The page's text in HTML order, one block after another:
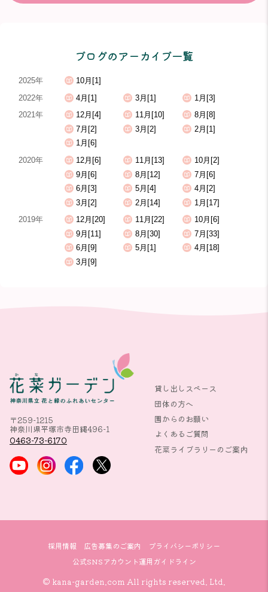
ブログのアーカイブ一覧
2025年
10月[1]
2022年
4月[1] 3月[1]
1月[3]
2021年
12月[4] 11月[10]
8月[8]
7月[2]
3月[2]
2月[1]
1月[6]
2020年
12月[6] 11月[13]
10月[2]
9月[6]
8月[12]
7月[6]
6月[3]
5月[4]
4月[2]
3月[2]
2月[14]
1月[17]
2019年
12月[20] 11月[22]
10月[6]
9月[11]
8月[30]
7月[33]
6月[9]
5月[1]
4月[18]
3月[9]
〒259-1215
神奈川県平塚市寺田縄496-1
0463-73-6170
貸し出しスペース
団体の方へ
園からのお願い
よくあるご質問
花菜ライブラリーのご案内
採用情報 広告募集のご案内
プライバシーポリシー
公式SNSアカウント運用ガイドライン
© kana-garden.com All rights reserved. Ltd.